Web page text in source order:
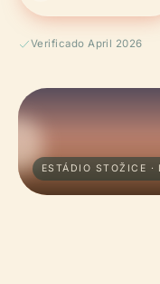
Verificado April 2026
ESTÁDIO STOŽICE ·